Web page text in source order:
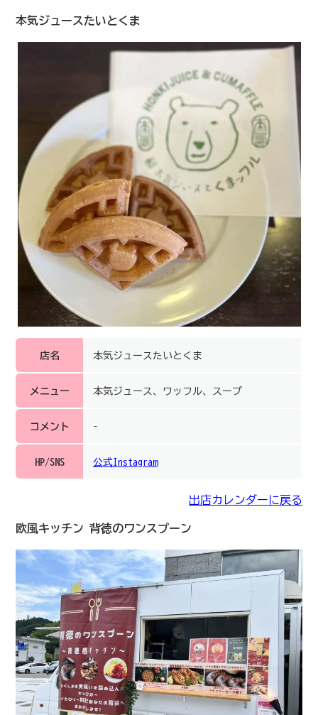
本気ジュースたいとくま
店名 本気ジュースたいとくま
メニュー 本気ジュース、ワッフル、スープ
コメント –
HP/SNS 公式Instagram
出店カレンダーに戻る
欧風キッチン 背徳のワンスプーン